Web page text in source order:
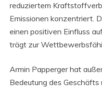
reduziertem
Emissionen konzentriert.
einen positiven Einfluss
trägt zur
Armin Papperger hat
Bedeutung des